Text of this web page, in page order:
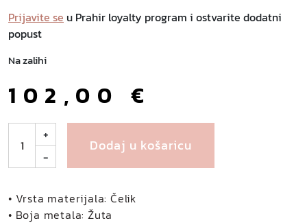
Prijavite se u Prahir loyalty program i ostvarite dodatni
popust
Na zalihi
102,00 €
r
n
a
+
-
Dodaj u košaricu
• Vrsta materijala: Čelik
• Boja metala: Žuta